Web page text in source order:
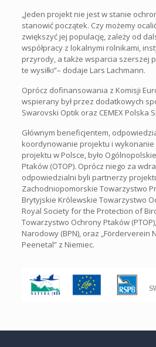
„Jeden projekt nie jest w stanie
stanowić początek. Czy możemy
zwiększyć jej populację, zależy od
współpracy z lokalnymi rolnikami,
przyrody, a także wsparcia szerszej
te wysiłki”– dodaje Lars Lachmann.
Oprócz dofinansowania z Komisji
wspierany był przez dodatkowych
Swarovski Optik oraz CEMEX Polska
Głównym beneficjentem,
koordynowanie projektu i wykonanie
projektu w Polsce, było
Ptaków (OTOP). Oprócz niego za
odpowiedzialni byli partnerzy
Zachodniopomorskie Towarzystwo
Brytyjskie Królewskie Towarzystwo
Royal Society for the Protection of
Towarzystwo Ochrony Ptaków
Narodowy (BPN), oraz „Förderverein
Peenetal” z Niemiec.